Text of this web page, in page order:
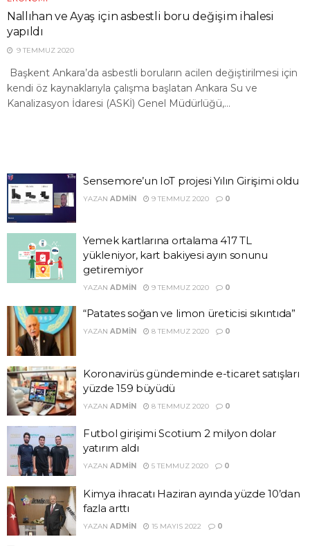
Nallıhan ve Ayaş için asbestli boru değişim ihalesi
yapıldı
9 TEMMUZ 2020
Başkent Ankara’da asbestli boruların acilen değiştirilmesi için
kendi öz kaynaklarıyla çalışma başlatan Ankara Su ve
Kanalizasyon İdaresi (ASKİ) Genel Müdürlüğü,...
Sensemore’un IoT projesi Yılın Girişimi oldu
YAZAN ADMIN 9 TEMMUZ 2020 0
Yemek kartlarına ortalama 417 TL
yükleniyor, kart bakiyesi ayın sonunu
getiremiyor
YAZAN ADMIN 9 TEMMUZ 2020 0
“Patates soğan ve limon üreticisi sıkıntıda”
YAZAN ADMIN 8 TEMMUZ 2020 0
Koronavirüs gündeminde e-ticaret satışları
yüzde 159 büyüdü
YAZAN ADMIN 8 TEMMUZ 2020 0
Futbol girişimi Scotium 2 milyon dolar
yatırım aldı
YAZAN ADMIN 5 TEMMUZ 2020 0
Kimya ihracatı Haziran ayında yüzde 10’dan
fazla arttı
YAZAN ADMIN 15 MAYIS 2022 0